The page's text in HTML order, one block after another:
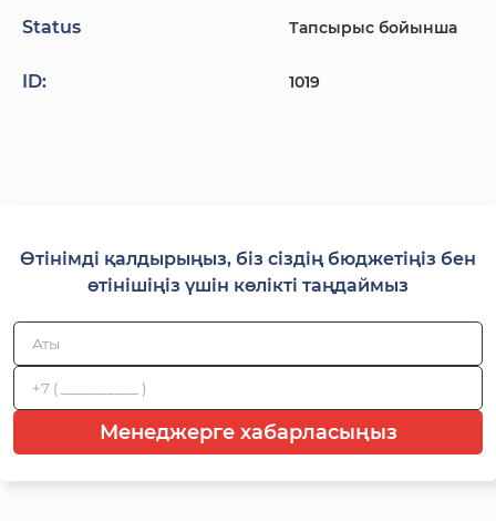
Status Тапсырыс бойынша
ID: 1019
Өтінімді қалдырыңыз, біз сіздің бюджетіңіз бен
өтінішіңіз үшін көлікті таңдаймыз
Менеджерге хабарласыңыз